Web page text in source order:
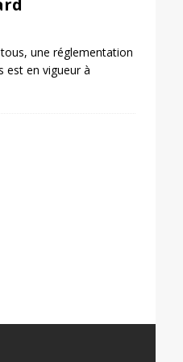
une réglementation
est en vigueur à